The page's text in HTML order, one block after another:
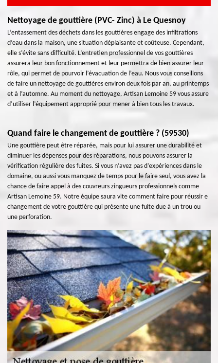
Nettoyage de gouttière (PVC- Zinc) à Le Quesnoy
L’entassement des déchets dans les gouttières engage des infiltrations
d’eau dans la maison, une situation déplaisante et coûteuse. Cependant,
elle s’évite sans difficulté. L’entretien professionnel de vos gouttières
assurera leur bon fonctionnement et leur permettra de bien assurer leur
rôle, qui permet de pourvoir l’évacuation de l’eau. Nous vous conseillons
de faire un nettoyage de gouttières environ deux fois par an, au printemps
et à l’automne. Au moment du nettoyage, Artisan Lemoine 59 vous assure
d’utiliser l’équipement approprié pour mener à bien tous les travaux.
Quand faire le changement de gouttière ? (59530)
Une gouttière peut être réparée, mais pour lui assurer une durabilité et
diminuer les dépenses pour des réparations, nous pouvons assurer la
vérification régulière des fuites. Si vous n’avez pas d’expériences dans le
domaine, ou aussi vous manquez de temps pour le faire seul, vous avez la
chance de faire appel à des couvreurs zingueurs professionnels comme
Artisan Lemoine 59. Notre équipe saura vite comment faire pour réussir e
changement de votre gouttière qui présente une fuite due à un trou ou
une perforation.